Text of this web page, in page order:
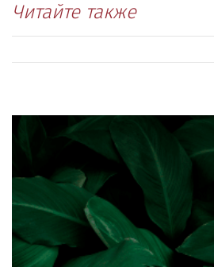
Читайте также